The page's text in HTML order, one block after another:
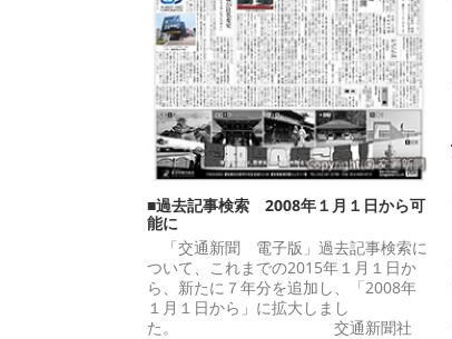
■過去記事検索 2008年１月１日から可
能に
「交通新聞 電子版」過去記事検索に
ついて、これまでの2015年１月１日か
ら、新たに７年分を追加し、「2008年
１月１日から」に拡大しまし
た。 交通新聞社